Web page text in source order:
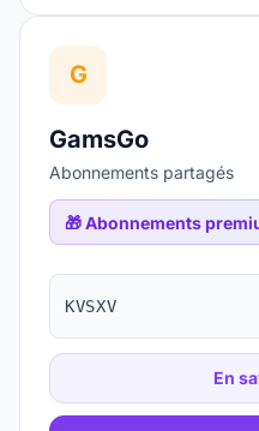
G
GamsGo
Abonnements partagés
🎁Abonnements
KVSXV
En